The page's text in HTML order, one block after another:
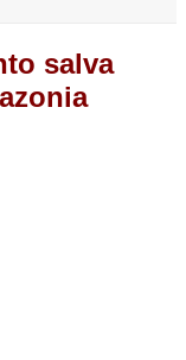
salva